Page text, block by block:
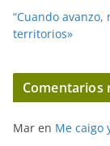
“Cuando
territorios»
Comentarios
Mar en Me caigo